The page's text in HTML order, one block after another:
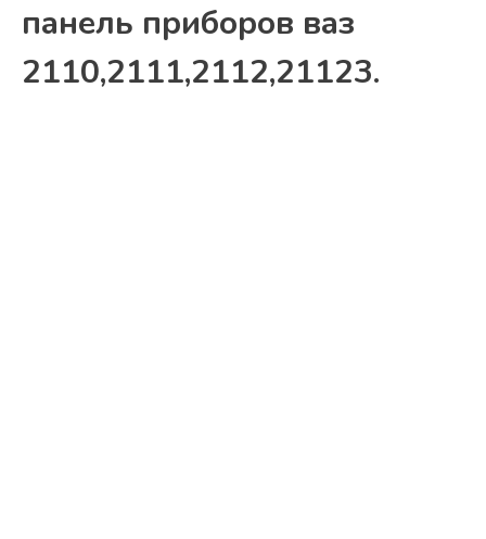
панель приборов ваз
2110,2111,2112,21123.